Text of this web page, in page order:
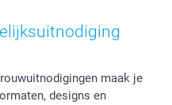
maak je
designs en